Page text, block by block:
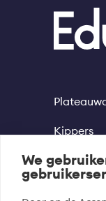
We
Footer
Kippers